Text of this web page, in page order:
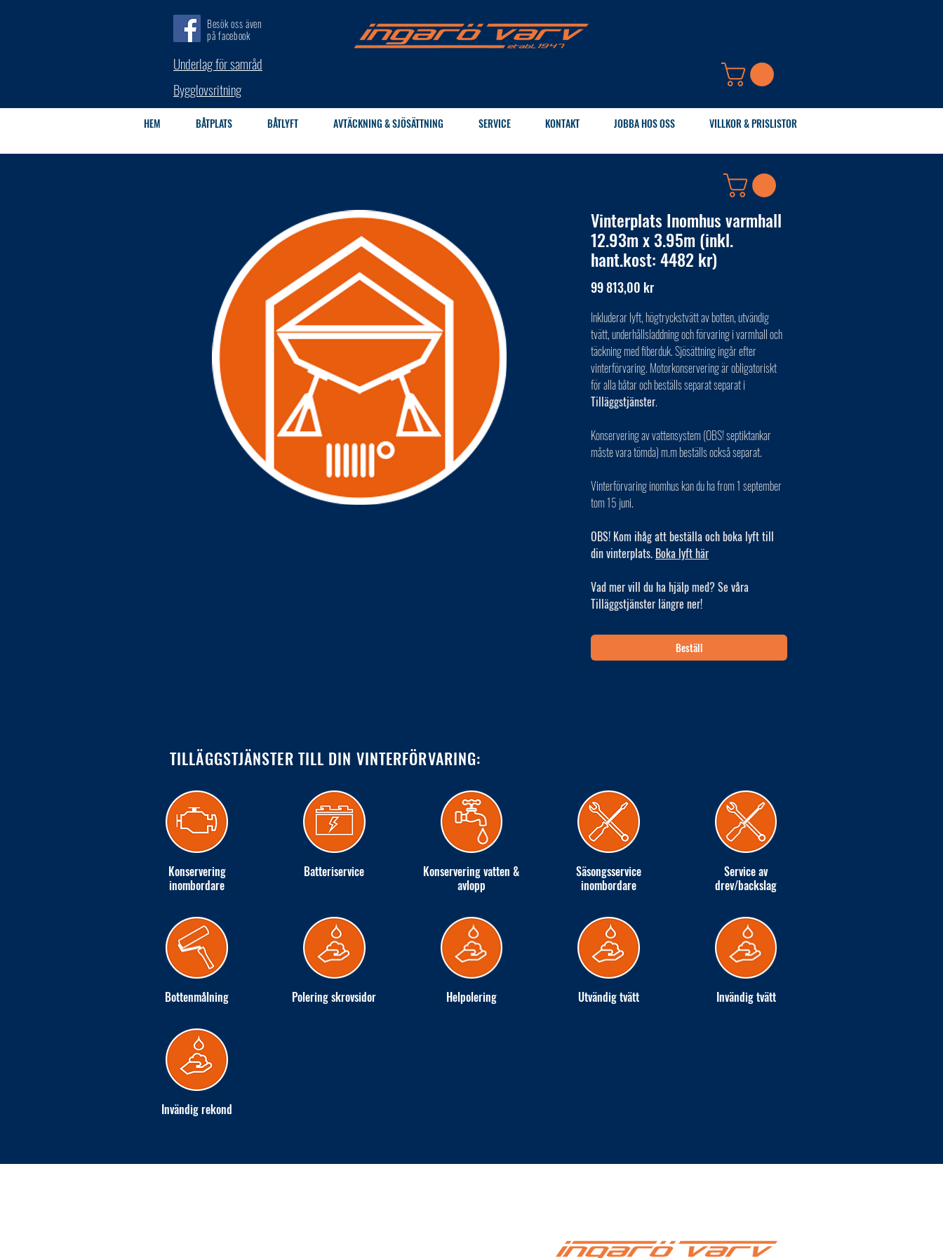
Besök oss även
på facebook
Underlag för samråd
Bygglovsritning
HEM BÅTPLATS BÅTLYFT AVTÄCKNING & SJÖSÄTTNING SERVICE KONTAKT JOBBA HOS OSS VILLKOR & PRISLISTOR
TILLÄGGSTJÄNSTER TILL DIN VINTERFÖRVARING:
Konservering
inombordare
Batteriservice
Konservering vatten &
avlopp
Säsongsservice
inombordare
Service av
drev/backslag
Bottenmålning Polering skrovsidor Helpolering Utvändig tvätt Invändig tvätt
Invändig rekond
Vinterplats Inomhus varmhall
12.93m x 3.95m (inkl.
hant.kost: 4482 kr)
99 813,00 krPris
Inkluderar lyft, högtryckstvätt av botten, utvändig
tvätt, underhållsladdning och förvaring i varmhall och
täckning med fiberduk. Sjösättning ingår efter
vinterförvaring. Motorkonservering är obligatoriskt
för alla båtar och beställs separat separat i
Tilläggstjänster.
Konservering av vattensystem (OBS! septiktankar
måste vara tömda) m.m beställs också separat.
Vinterförvaring inomhus kan du ha from 1 september
tom 15 juni.
OBS! Kom ihåg att beställa och boka lyft till
din vinterplats. Boka lyft här
Vad mer vill du ha hjälp med? Se våra
Tilläggstjänster längre ner!
Beställ